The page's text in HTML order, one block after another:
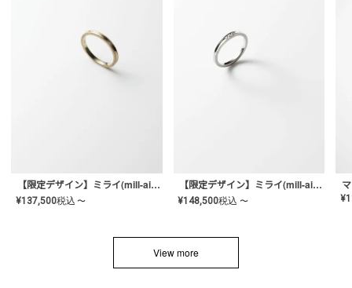
【限定デザイン】ミライ(mill-ai)リング
¥137,500税込 〜
【限定デザイン】ミライ(mill-ai)リング
¥148,500税込 〜 ¥
View more